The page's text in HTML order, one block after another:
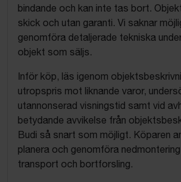
bindande och kan inte tas bort.
skick och utan garanti. Vi saknar
genomföra detaljerade tekniska
objekt som säljs.
Inför köp, läs igenom
utropspris mot liknande varor,
utannonserad visningstid samt vid
betydande avvikelse från
Budi så snart som möjligt. Köparen
planera och genomföra
transport och bortforsling.